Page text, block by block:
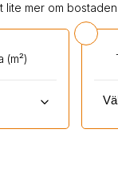
lite mer om
(m²)
keyboard_arrow_down